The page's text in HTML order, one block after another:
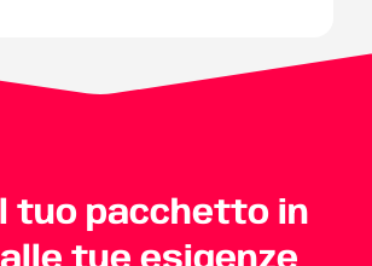
tuo pacchetto in